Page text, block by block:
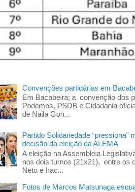
Convenções partidárias em
Em Bacabeira; a convenção dos
Podemos, PSDB e Cidadania
de Naila Gon...
Partido Solidariedade “pressiona”
decisão da eleição da ALEMA
A eleição na Assembleia
nos dois turnos (21x21), entre os
Neto e Irac...
Fotos de Marcos Matsunaga